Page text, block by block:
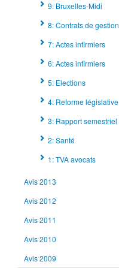
9: Bruxelles-Midi
8: Contrats de gestion
7: Actes infirmiers
6: Actes infirmiers
5: Elections
4: Reforme législative
3: Rapport semestriel
2: Santé
1: TVA avocats
Avis 2013
Avis 2012
Avis 2011
Avis 2010
Avis 2009